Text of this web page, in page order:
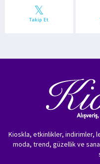
Takip Et
Kioskla, etkinlikler, indirimler,
moda, trend, güzellik ve